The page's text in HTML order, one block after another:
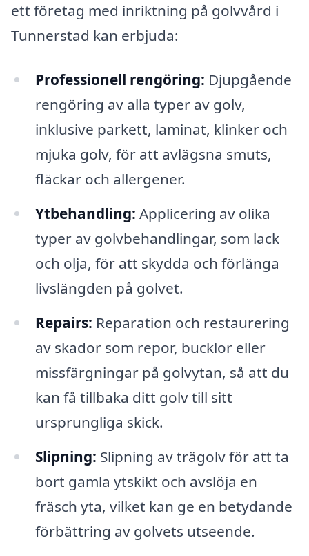
ett företag med inriktning på golvvård i
Tunnerstad kan erbjuda:
Professionell rengöring: Djupgående
rengöring av alla typer av golv,
inklusive parkett, laminat, klinker och
mjuka golv, för att avlägsna smuts,
fläckar och allergener.
Ytbehandling: Applicering av olika
typer av golvbehandlingar, som lack
och olja, för att skydda och förlänga
livslängden på golvet.
Repairs: Reparation och restaurering
av skador som repor, bucklor eller
missfärgningar på golvytan, så att du
kan få tillbaka ditt golv till sitt
ursprungliga skick.
Slipning: Slipning av trägolv för att ta
bort gamla ytskikt och avslöja en
fräsch yta, vilket kan ge en betydande
förbättring av golvets utseende.